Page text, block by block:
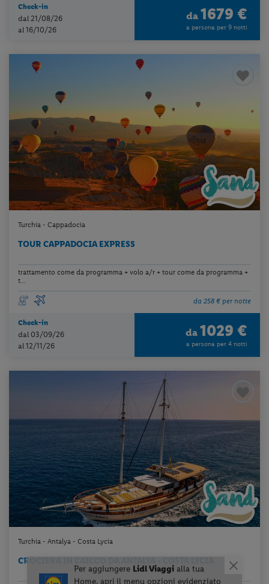
Check-in
dal 21/08/26
al 16/10/26
da 1679 €
a persona per 9 notti
Turchia - Cappadocia
TOUR CAPPADOCIA EXPRESS
trattamento come da programma + volo a/r + tour come da programma +
t...
da 258 € per notte
Check-in
dal 03/09/26
al 12/11/26
da 1029 €
a persona per 4 notti
Turchia - Antalya - Costa Lycia
CROCIERA IN CAICCO DA ANTALYA - COSTA LYCIA